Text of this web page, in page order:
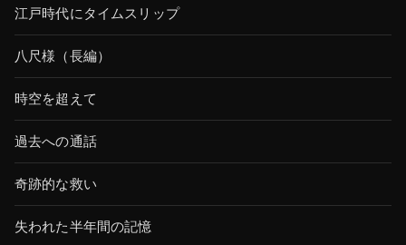
江戸時代にタイムスリップ
八尺様（長編）
時空を超えて
過去への通話
奇跡的な救い
失われた半年間の記憶